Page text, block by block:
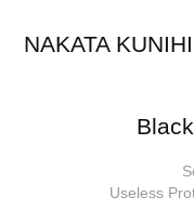
NAKATA
Useless